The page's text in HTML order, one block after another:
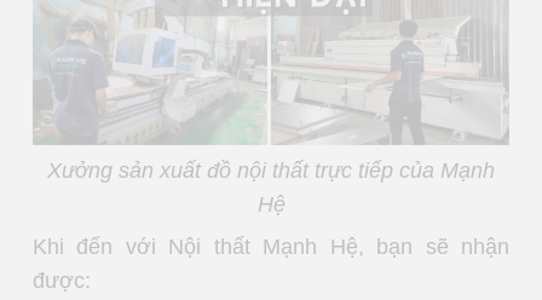
Xưởng sản xuất đồ nội thất trực tiếp của Mạnh
Hệ
Khi đến với Nội thất Mạnh Hệ, bạn sẽ nhận
được: